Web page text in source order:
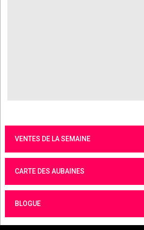
VENTES DE LA SEMAINE
CARTE DES AUBAINES
BLOGUE